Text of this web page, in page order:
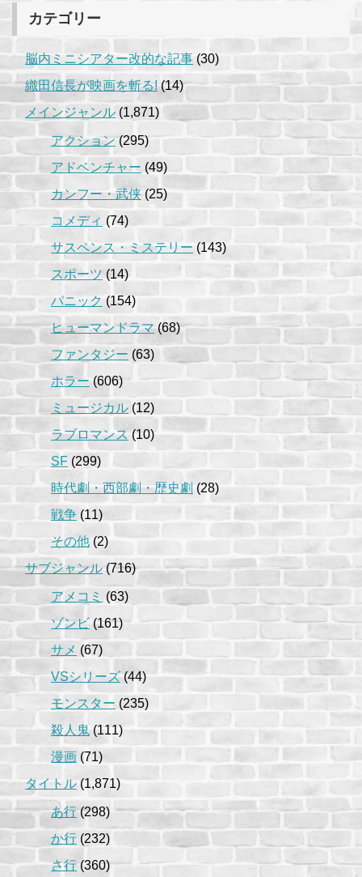
カテゴリー
脳内ミニシアター改的な記事 (30)
織田信長が映画を斬る!(14)
メインジャンル (1,871)
アクション(295)
アドベンチャー (49)
カンフー・武侠(25)
コメディ (74)
サスペンス・ミステリー (143)
スポーツ (14)
パニック (154)
ヒューマンドラマ(68)
ファンタジー (63)
ホラー (606)
ミュージカル (12)
ラブロマンス(10)
SF (299)
時代劇・西部劇・歴史劇 (28)
戦争 (11)
その他 (2)
サブジャンル(716)
アメコミ (63)
ゾンビ (161)
サメ (67)
VSシリーズ(44)
モンスター (235)
殺人鬼(111)
漫画 (71)
タイトル (1,871)
あ行(298)
か行 (232)
さ行(360)